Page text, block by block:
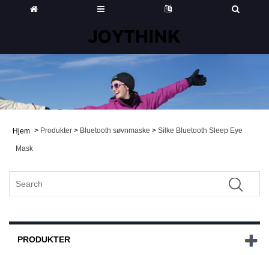
Hjem > Produkter > Bluetooth søvnmaske > Silke Bluetooth Sleep Eye
Mask
PRODUKTER